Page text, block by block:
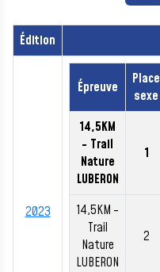
Édition
2023
Épreuve
Place
sexe
14,5KM
- Trail
Nature
LUBERON
1
14,5KM -
Trail
Nature
LUBERON
2